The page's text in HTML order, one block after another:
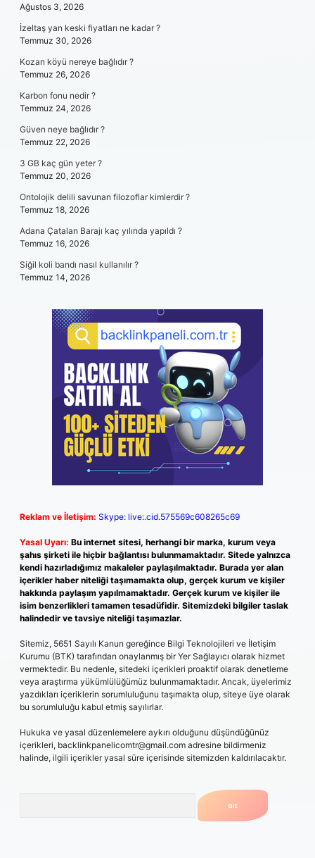
Ağustos 3, 2026
İzeltaş yan keski fiyatları ne kadar ?
Temmuz 30, 2026
Kozan köyü nereye bağlıdır ?
Temmuz 26, 2026
Karbon fonu nedir ?
Temmuz 24, 2026
Güven neye bağlıdır ?
Temmuz 22, 2026
3 GB kaç gün yeter ?
Temmuz 20, 2026
Ontolojik delili savunan filozoflar kimlerdir ?
Temmuz 18, 2026
Adana Çatalan Barajı kaç yılında yapıldı ?
Temmuz 16, 2026
Siğil koli bandı nasıl kullanılır ?
Temmuz 14, 2026
Reklam ve İletişim: Skype: live:.cid.575569c608265c69
Yasal Uyarı: Bu internet sitesi, herhangi bir marka, kurum veya
şahıs şirketi ile hiçbir bağlantısı bulunmamaktadır. Sitede yalnızca
kendi hazırladığımız makaleler paylaşılmaktadır. Burada yer alan
içerikler haber niteliği taşımamakta olup, gerçek kurum ve kişiler
hakkında paylaşım yapılmamaktadır. Gerçek kurum ve kişiler ile
isim benzerlikleri tamamen tesadüfidir. Sitemizdeki bilgiler taslak
halindedir ve tavsiye niteliği taşımazlar.
Sitemiz, 5651 Sayılı Kanun gereğince Bilgi Teknolojileri ve İletişim
Kurumu (BTK) tarafından onaylanmış bir Yer Sağlayıcı olarak hizmet
vermektedir. Bu nedenle, sitedeki içerikleri proaktif olarak denetleme
veya araştırma yükümlülüğümüz bulunmamaktadır. Ancak, üyelerimiz
yazdıkları içeriklerin sorumluluğunu taşımakta olup, siteye üye olarak
bu sorumluluğu kabul etmiş sayılırlar.
Hukuka ve yasal düzenlemelere aykırı olduğunu düşündüğünüz
içerikleri, backlinkpanelicomtr@gmail.com adresine bildirmeniz
halinde, ilgili içerikler yasal süre içerisinde sitemizden kaldırılacaktır.